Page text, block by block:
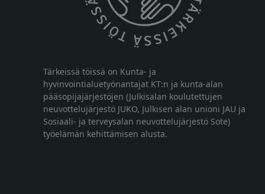
Tärkeissä töissä on Kunta- ja
hyvinvointialuetyönantajat KT:n ja kunta-alan
pääsopijajärjestöjen (Julkisalan koulutettujen
neuvottelujärjestö JUKO, Julkisen alan unioni JAU ja
Sosiaali- ja terveysalan neuvottelujärjestö Sote)
työelämän kehittämisen alusta.